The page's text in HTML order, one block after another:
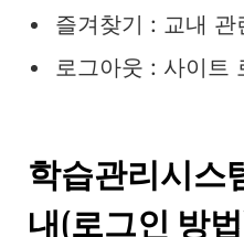
즐겨찾기 : 교내 관
로그아웃 : 사이트
학습관리시스
내(로그인 방